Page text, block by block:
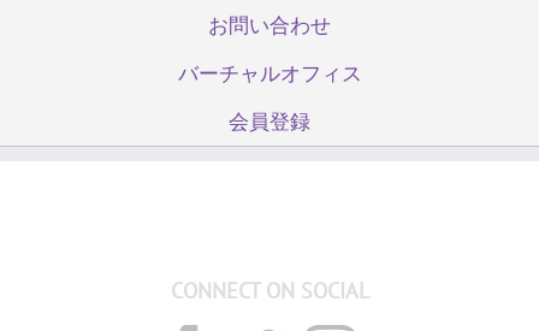
お問い合わせ
バーチャルオフィス
会員登録
CONNECT ON SOCIAL